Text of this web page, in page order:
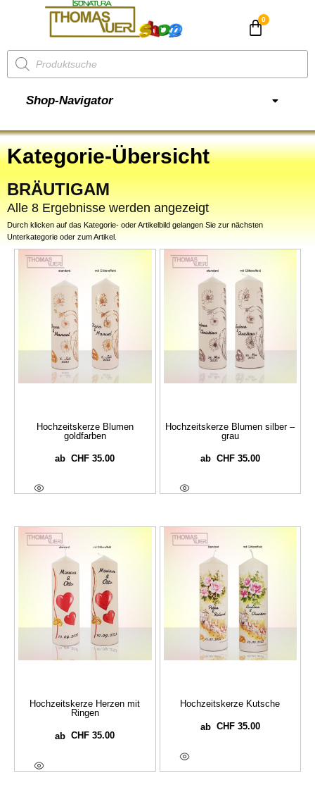
Shop-Navigator
Kategorie-Übersicht
BRÄUTIGAM
Alle 8 Ergebnisse werden angezeigt
Durch klicken auf das Kategorie- oder Artikelbild gelangen Sie zur nächsten
Unterkategorie oder zum Artikel.
Hochzeitskerze Blumen
goldfarben
abCHF 35.00
Hochzeitskerze Blumen silber –
grau
ab CHF35.00
Hochzeitskerze Herzen mit
Ringen
abCHF 35.00
Hochzeitskerze Kutsche
ab CHF35.00